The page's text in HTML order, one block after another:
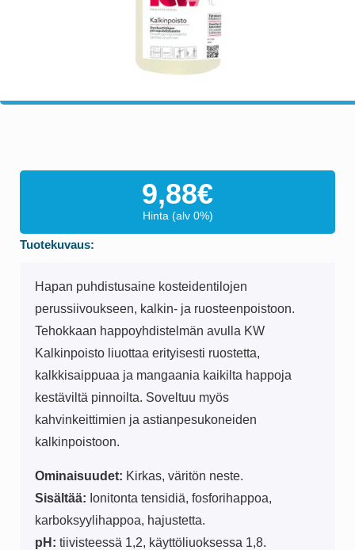
9,88€
Hinta (alv 0%)
Tuotekuvaus:
Hapan puhdistusaine kosteidentilojen
perussiivoukseen, kalkin- ja ruosteenpoistoon.
Tehokkaan happoyhdistelmän avulla KW
Kalkinpoisto liuottaa erityisesti ruostetta,
kalkkisaippuaa ja mangaania kaikilta happoja
kestäviltä pinnoilta. Soveltuu myös
kahvinkeittimien ja astianpesukoneiden
kalkinpoistoon.
Ominaisuudet: Kirkas, väritön neste.
Sisältää: Ionitonta tensidiä, fosforihappoa,
karboksyylihappoa, hajustetta.
pH: tiivisteessä 1,2, käyttöliuoksessa 1,8.